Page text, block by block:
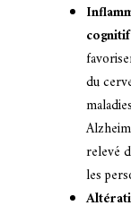
cognitif
du
relevé
les